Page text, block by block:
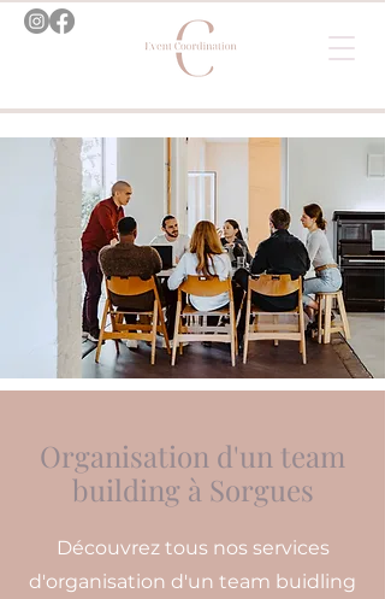
Organisation d'un team
building à Sorgues
Découvrez tous nos services
d'organisation d'un team buidling